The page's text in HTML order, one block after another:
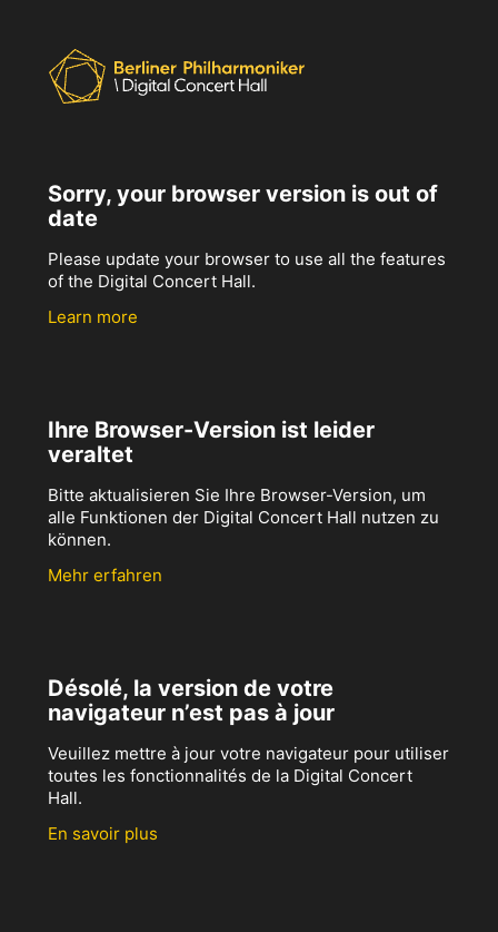
Sorry, your browser version is out of
date
Please update your browser to use all the features
of the Digital Concert Hall.
Learn more
Ihre Browser-Version ist leider
veraltet
Bitte aktualisieren Sie Ihre Browser-Version, um
alle Funktionen der Digital Concert Hall nutzen zu
können.
Mehr erfahren
Désolé, la version de votre
navigateur n’est pas à jour
Veuillez mettre à jour votre navigateur pour utiliser
toutes les fonctionnalités de la Digital Concert
Hall.
En savoir plus